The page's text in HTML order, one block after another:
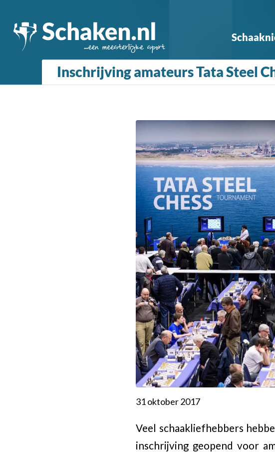
Inschrijving amateurs Tata Steel
31 oktober 2017
Veel schaakliefhebbers
inschrijving geopend voor